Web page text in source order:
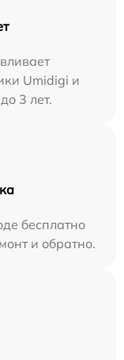
Umidigi и
3 лет.
бесплатно
и обратно.